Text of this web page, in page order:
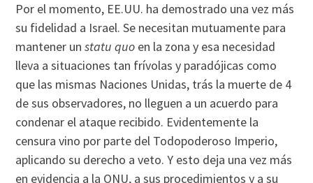
Por el momento, EE.UU. ha demostrado una vez más
su fidelidad a Israel. Se necesitan mutuamente para
mantener unstatu quo en la zona y esa necesidad
lleva a situaciones tan frí­volas y paradójicas como
que las mismas Naciones Unidas, trás la muerte de 4
de sus observadores, no lleguen a un acuerdo para
condenar el ataque recibido. Evidentemente la
censura vino por parte del Todopoderoso Imperio,
aplicando su derecho a veto. Y esto deja una vez más
en evidencia a la ONU, a sus procedimientos y a su